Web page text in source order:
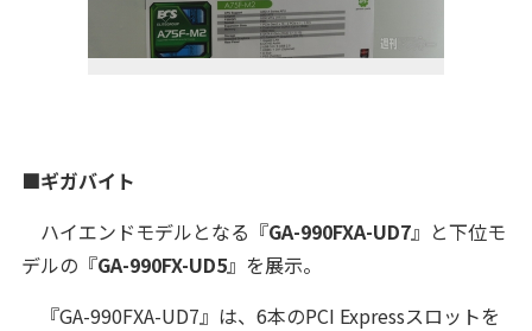
■ギガバイト
ハイエンドモデルとなる『GA-990FXA-UD7』と下位モ
デルの『GA-990FX-UD5』を展示。
『GA-990FXA-UD7』は、6本のPCI Expressスロットを